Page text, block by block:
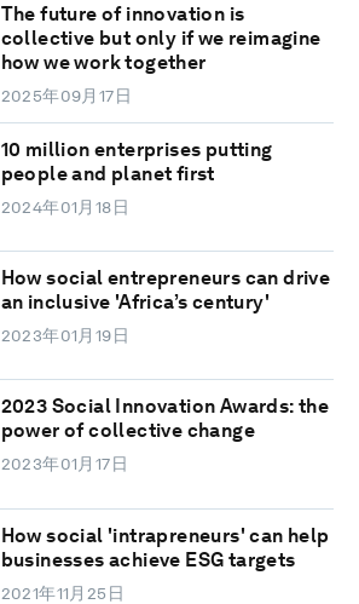
The future of innovation is
collective but only if we reimagine
how we work together
2025年09月17日
10 million enterprises putting
people and planet first
2024年01月18日
How social entrepreneurs can drive
an inclusive 'Africa’s century'
2023年01月19日
2023 Social Innovation Awards: the
power of collective change
2023年01月17日
How social 'intrapreneurs' can help
businesses achieve ESG targets
2021年11月25日